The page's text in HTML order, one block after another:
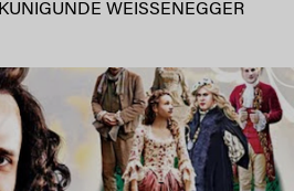
KUNIGUNDE WEISSENEGGER